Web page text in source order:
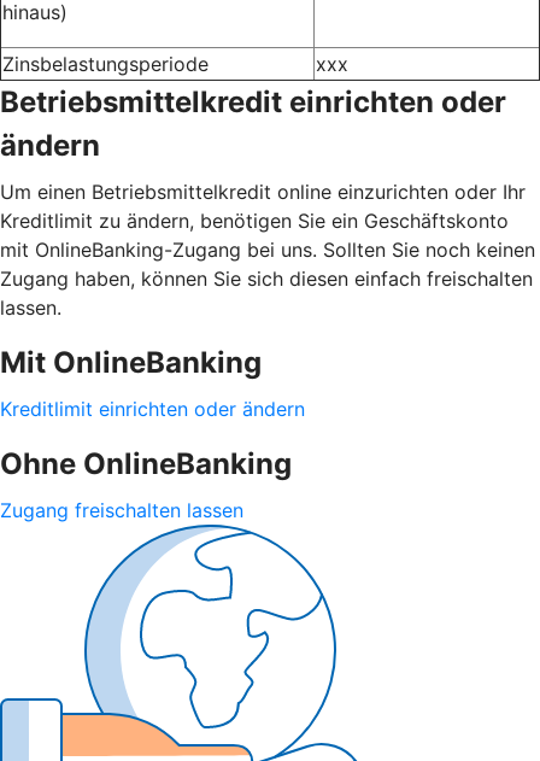
hinaus)
Zinsbelastungsperiode xxx
Betriebsmittelkredit einrichten oder
ändern
Um einen Betriebsmittelkredit online einzurichten oder Ihr
Kreditlimit zu ändern, benötigen Sie ein Geschäftskonto
mit OnlineBanking-Zugang bei uns. Sollten Sie noch keinen
Zugang haben, können Sie sich diesen einfach freischalten
lassen.
Mit OnlineBanking
Kreditlimit einrichten oder ändern
Ohne OnlineBanking
Zugang freischalten lassen